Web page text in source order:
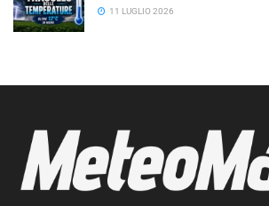
11 LUGLIO 2026